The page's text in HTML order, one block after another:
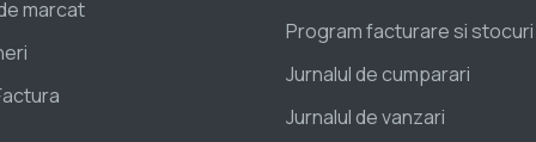
marcat
Program facturare si
Jurnalul de cumparari
Jurnalul de vanzari